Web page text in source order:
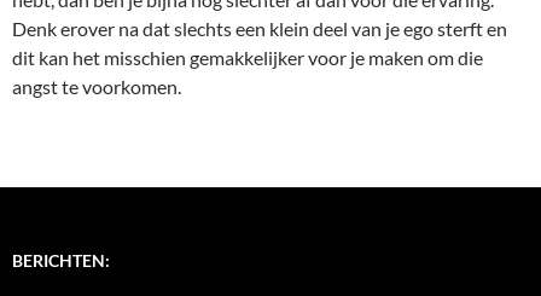
Denk erover na dat slechts een klein deel van je ego sterft en
dit kan het misschien gemakkelijker voor je maken om die
angst te voorkomen.
BERICHTEN: